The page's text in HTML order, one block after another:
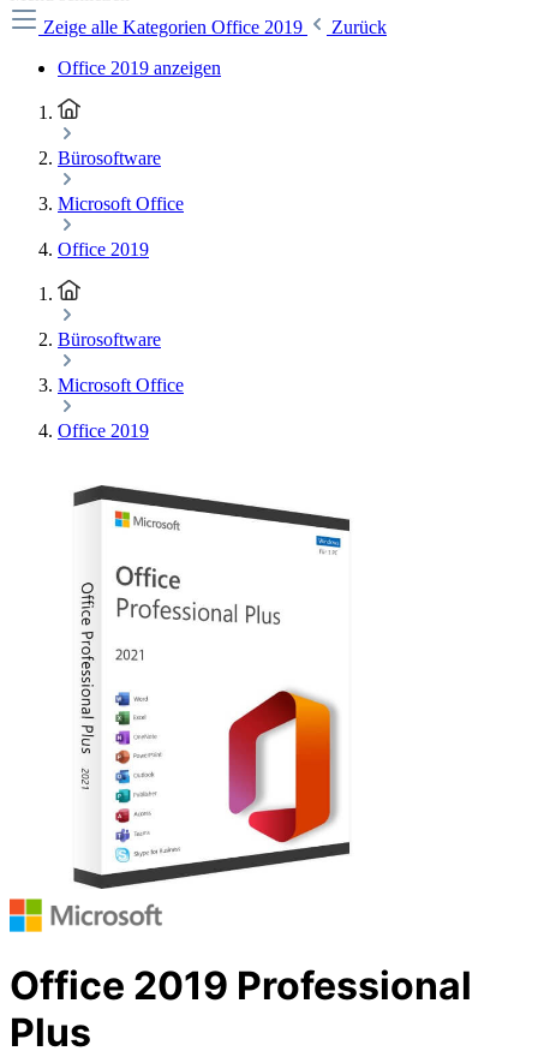
Zeige alle Kategorien Office 2019
Zurück
Office 2019 anzeigen
Bürosoftware
Microsoft Office
Office 2019
Bürosoftware
Microsoft Office
Office 2019
Office 2019 Professional
Plus